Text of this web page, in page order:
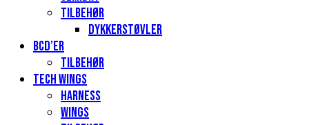
Tilbehør
Dykkerstøvler
BCD’er
Tilbehør
Tech Wings
Harness
Wings